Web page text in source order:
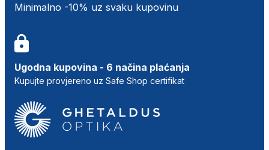
Minimalno -10% uz svaku kupovinu
Ugodna kupovina - 6 načina plaćanja
Kupujte provjereno uz Safe Shop certifikat